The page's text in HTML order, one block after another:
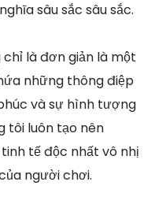
sâu sắc sâu sắc.
là đơn giản là một
những thông điệp
và sự hình tượng
tôi luôn tạo nên
tế độc nhất vô nhị
người chơi.